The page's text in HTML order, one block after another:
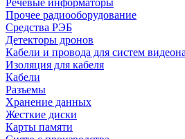
Речевые информаторы
Прочее радиооборудование
Средства РЭБ
Детекторы дронов
Кабели и провода для систем
Изоляция для кабеля
Кабели
Разъемы
Хранение данных
Жесткие диски
Карты памяти